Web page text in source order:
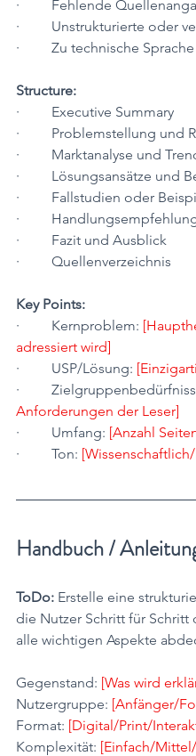
·         Fehlende
·         Unstrukturierte
·         Zu technische
Structure:
·         Executive Summary
·         Problemstellung und
·         Marktanalyse und
·         Lösungsansätze und
·         Fallstudien oder
·
·         Fazit und Ausblick
·         Quellenverzeichnis
Key Points:
·         Kernproblem:
adressiert wird]
·         USP/Lösung:
·
Anforderungen der Leser]
·         Umfang: [Anzahl
·         Ton:
Handbuch /
ToDo: Erstelle eine
die Nutzer Schritt für Schritt
alle wichtigen Aspekte
Gegenstand: [Was wird
Nutzergruppe: [Anfänger/
Format: [Digital/Print/
Komplexität: [Einfach/